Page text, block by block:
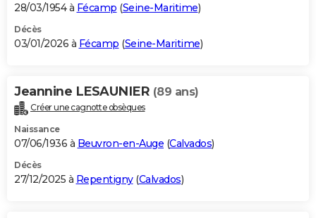
GUIDES D'ACHAT
BONS PLANS
Carte de Noël
Carte Bonne année
Carte Saint-Valentin
Carte Pâques
Carte d'anniversaire
DICTIONNAIRE
Dictionnaire
Biographies
Citations
Expressions
Proverbes
PROGRAMME TV
S'inscrire
Se connecter
Lycées
Collèges
Primaires
Universités
Entreprises
Service militaire
Avis de recherche
AVIS DE DÉCÈS
28/03/1954 à Fécamp (Seine-Maritime)
Décès
03/01/2026 à Fécamp (Seine-Maritime)
Jeannine LESAUNIER (89 ans)
Créer une cagnotte obsèques
Naissance
07/06/1936 à Beuvron-en-Auge (Calvados)
Décès
27/12/2025 à Repentigny(Calvados)